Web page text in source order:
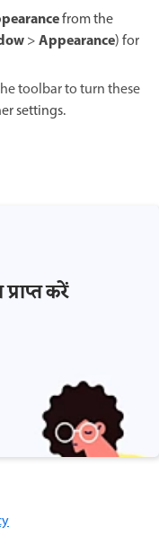
from the
>Appearance) for
toolbar to turn these
settings.
करें